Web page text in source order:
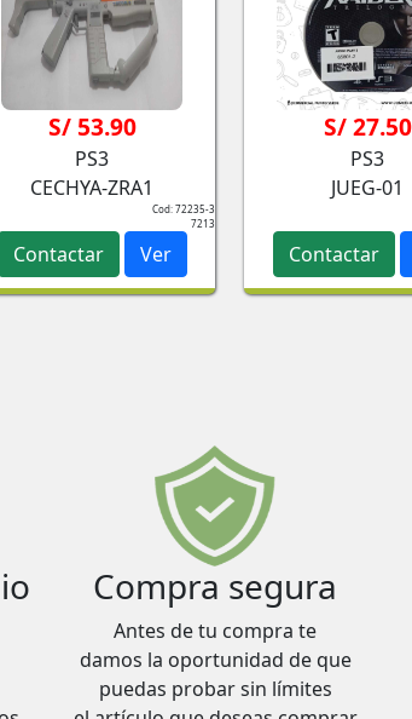
S/ 53.90
PS3
CECHYA-ZRA1
Cod: 72235-3
7213
Contactar Ver
S/ 27.50
PS3
JUEG-01
Contactar
Compra segura
Antes de tu compra te
damos la oportunidad de que
puedas probar sin límites